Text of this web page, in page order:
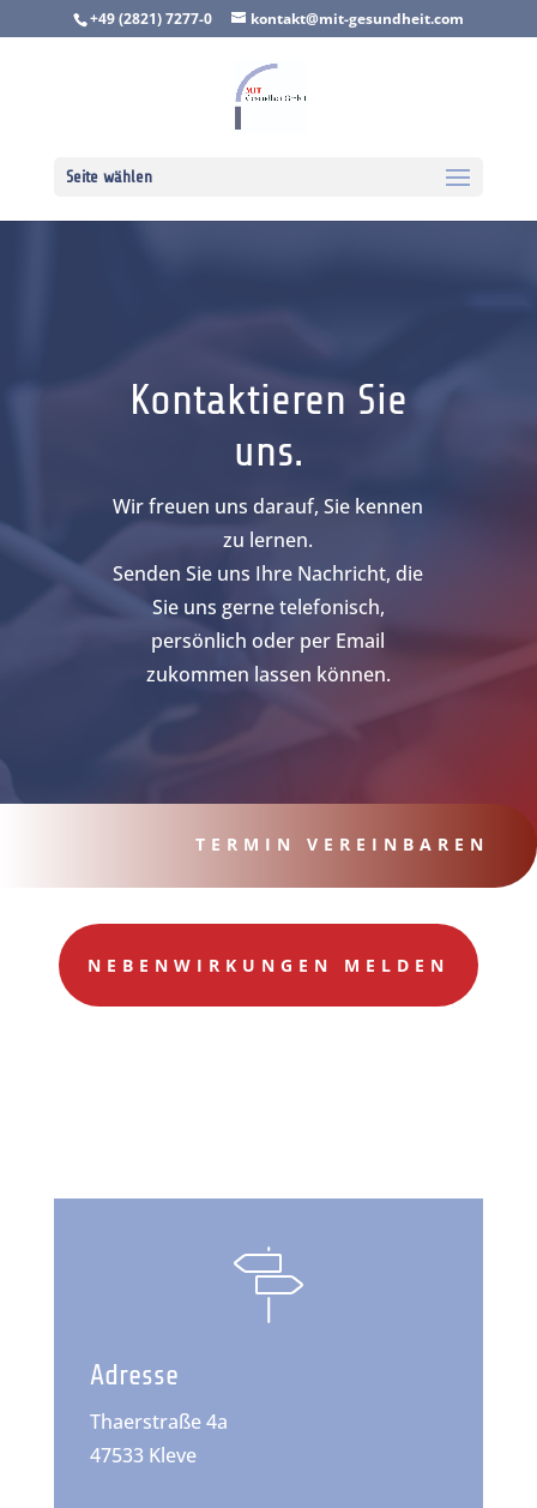
+49 (2821) 7277-0 kontakt@mit-gesundheit.com
Seite wählen
Kontaktieren Sie
uns.
Wir freuen uns darauf, Sie kennen
zu lernen.
Senden Sie uns Ihre Nachricht, die
Sie uns gerne telefonisch,
persönlich oder per Email
zukommen lassen können.
TERMIN VEREINBAREN
NEBENWIRKUNGEN MELDEN
Adresse
Thaerstraße 4a
47533 Kleve